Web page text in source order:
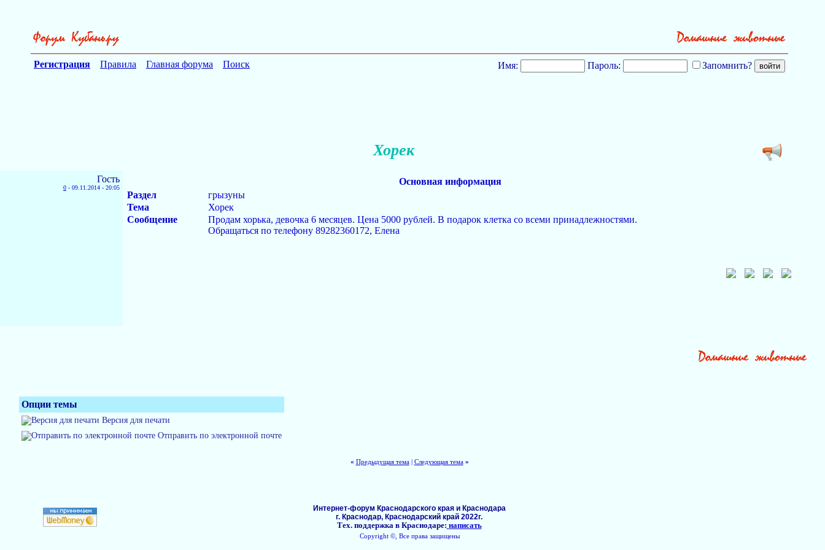
Регистрация Правила Главная форума Поиск Имя: Пароль: Запомнить?
Хорек
Гость
0 - 09.11.2014 - 20:05
Основная информация
Раздел
грызуны
Тема
Хорек
Сообщение
Продам хорька, девочка 6 месяцев. Цена 5000 рублей. В подарок клетка со всеми принадлежностями.
Обращаться по телефону 89282360172, Елена
Опции темы
Версия для печати
Отправить по электронной почте
« Предыдущая тема| Следующая тема »
Интернет-форум Краснодарского края и Краснодара
г. Краснодар, Краснодарский край 2022г.
Тех. поддержка в Краснодаре: написать
Copyright ©, Все права защищены